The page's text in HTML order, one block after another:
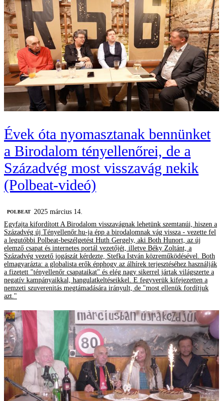
Évek óta nyomasztanak bennünket
a Birodalom tényellenőrei, de a
Századvég most visszavág nekik
(Polbeat-videó)
‎POLBEAT 2025 március 14.
Egyfajta kifordított A Birodalom visszavágnak lehetünk szemtanúi, hiszen a
Századvég új Tényellenőr.hu-ja épp a birodalomnak vág vissza - vezette fel
a legutóbbi Polbeat-beszélgetést Huth Gergely, aki Both Hunort, az új
elemző csapat és internetes portál vezetőjét, illetve Béky Zoltánt, a
Századvég vezető jogászát kérdezte, Stefka István közreműködésével. Both
elmagyarázta: a globalista erők épphogy az álhírek terjesztéséhez használják
a fizetett "tényellenőr csapataikat" és elég nagy sikerrel jártak világszerte a
negatív kampányaikkal, hangulatkeltéseikkel. E fegyverük kifejezetten a
nemzeti szuverenitás megtámadására irányult, de "most ellenük fordítjuk
azt."